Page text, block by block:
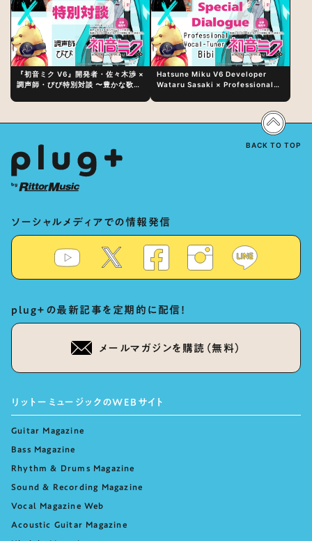
『初音ミク V6』開発者・佐々木渉 ×
調声師・びび特別対談 〜豊かな歌声
Hatsune Miku V6 Developer
Wataru Sasaki × Professional
Vocal Expression Lies in “Love
for the singing characters” and
ソーシャルメディアでの情報発信
plug+の最新記事を定期的に配信！
メールマガジンを購読（無料）
リットーミュージックのWEBサイト
Guitar Magazine
Bass Magazine
Rhythm & Drums Magazine
Sound & Recording Magazine
Vocal Magazine Web
Acoustic Guitar Magazine
BACK TO TOP